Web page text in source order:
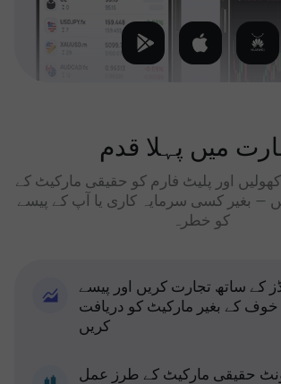
میں پہلا قدم
کھولیں اور پلیٹ فارم کو حقیقی مارکیٹ کے
— بغیر کسی سرمایہ کاری یا آپ کے پیسے
کو خطرہ
کے ساتھ تجارت کریں اور پیسے
خوف کے بغیر مارکیٹ کو دریافت
کریں
حقیقی مارکیٹ کے طرز عمل